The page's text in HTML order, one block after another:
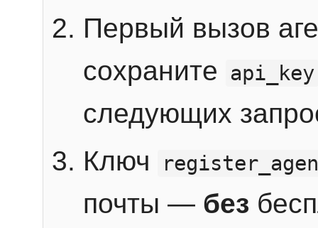
Первый вызов
сохраните
api_key
следующих
Ключ
почты — без